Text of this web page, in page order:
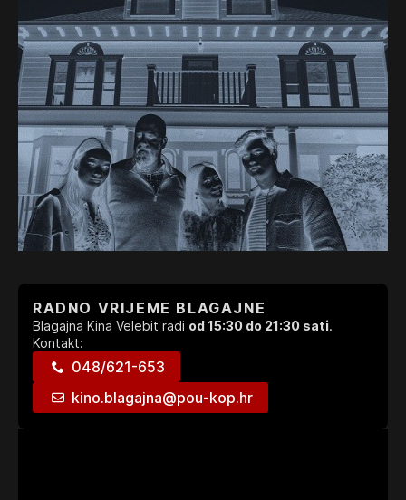
RADNO VRIJEME BLAGAJNE
Blagajna Kina Velebit radi od 15:30 do 21:30 sati.
Kontakt:
048/621-653
kino.blagajna@pou-kop.hr